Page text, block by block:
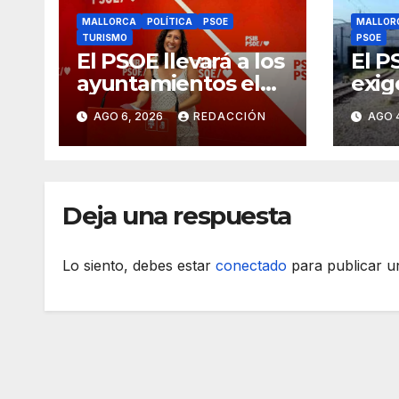
MALLORCA POLÍTICA
PSOE
TURISMO
El PSOE llevará a los
ayuntamientos el
cambio de modelo
turístico y de
vivienda
AGO 6, 2026 REDACCIÓN
PSOE
El
en
AGO
Deja una respuesta
Lo siento, debes estar conectado para publicar